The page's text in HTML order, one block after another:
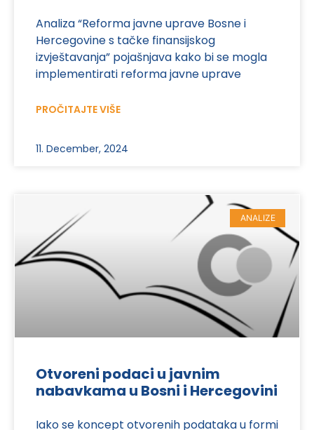
Analiza “Reforma javne uprave Bosne i
Hercegovine s tačke finansijskog
izvještavanja” pojašnjava kako bi se mogla
implementirati reforma javne uprave
PROČITAJTE VIŠE
11. December, 2024
ANALIZE
Otvoreni podaci u javnim
nabavkama u Bosni i Hercegovini
Iako se koncept otvorenih podataka u formi